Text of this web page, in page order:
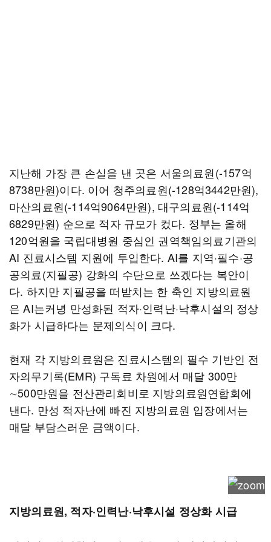
지난해 가장 큰 손실을 낸 곳은 서울의료원(-157억
8738만원)이다. 이어 청주의료원(-128억3442만원),
마산의료원(-114억9064만원), 대구의료원(-114억
6829만원) 순으로 적자 규모가 컸다. 정부는 올해
120억원을 국립대병원 중심인 권역책임의료기관의
AI 진료시스템 지원에 투입한다. AI를 지역·필수·공
공의료(지필공) 강화의 수단으로 쓰겠다는 복안이
다. 하지만 지필공을 떠받치는 한 축인 지방의료원
은 AI는커녕 만성화된 적자·인력난·낙후시설의 정상
화가 시급하다는 문제의식이 크다.
현재 각 지방의료원은 진료시스템의 필수 기반인 전
자의무기록(EMR) 구독료 차원에서 매달 300만
∼500만원을 전산관리회비로 지방의료원연합회에
낸다. 만성 적자난에 빠진 지방의료원 입장에서는
매달 부담스러운 금액이다.
지방의료원, 적자·인력난·낙후시설 정상화 시급